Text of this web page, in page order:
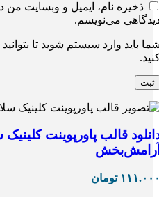
ذخیره نام، ایمیل و وبسایت من
می‌نویسم.
باید وارد سیستم شوید تا
قالب پاورپوینت
تومان